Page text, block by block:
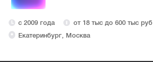
с 2009 года
от 18 тыс до 600 тыс руб
Екатеринбург, Москва